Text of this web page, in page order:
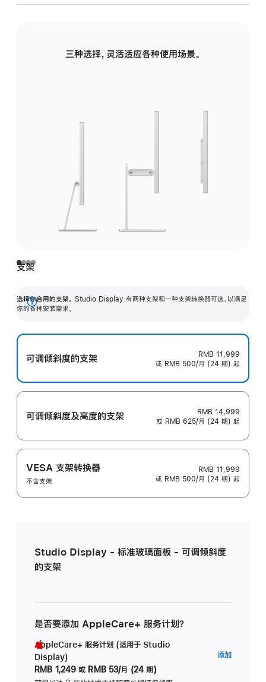
三种选择，灵活适应各种使用场景。
支架
选择你合用的支架。 Studio Display 有两种支架和一种支架转换器可选，以满足
你的各种安装需求。
展
可调倾斜度的支架
RMB 11,999
或 RMB 500/月 (24 期) 起
可调倾斜度及高‍度的支‍架
RMB 14,999
或 RMB 625/月 (24 期) 起
VESA 支架转换器
不含支架
RMB 11,999
或 RMB 500/月 (24 期) 起
Studio Display - 标准玻璃面板 - 可调倾斜度
的支架
是否要添加 AppleCare+ 服务计划？
AppleCare+ 服务计划 (适用于 Studio
Display)
RMB 1,249 或 RMB 53/月 (24 期)
添加